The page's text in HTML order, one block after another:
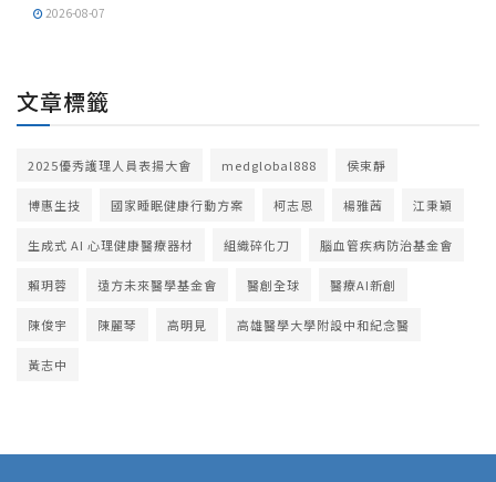
2026-08-07
文章標籤
2025優秀護理人員表揚大會 medglobal888 侯束靜
博惠生技 國家睡眠健康行動方案 柯志恩 楊雅茜 江秉穎
生成式 AI 心理健康醫療器材 組織碎化刀 腦血管疾病防治基金會
賴玥蓉 遠方未來醫學基金會 醫創全球 醫療AI新創
陳俊宇 陳麗琴 高明見 高雄醫學大學附設中和紀念醫
黃志中